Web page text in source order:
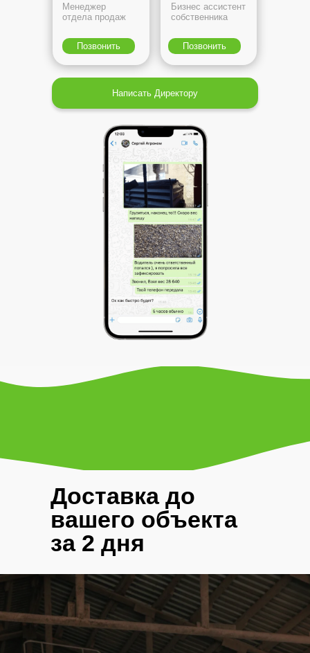
Менеджер
отдела продаж
Позвонить
Написать Директору
Бизнес ассистент
собственника
Позвонить
Доставка до
вашего объекта
за 2 дня